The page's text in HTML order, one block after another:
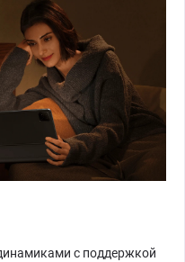
с поддержкой